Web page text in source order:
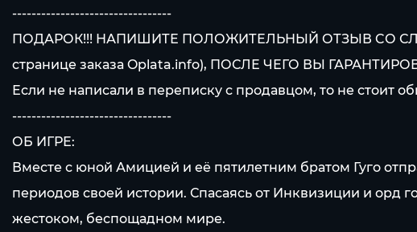
---------------------------------
ПОДАРОК!!! НАПИШИТЕ ПОЛОЖИТЕЛЬНЫЙ ОТЗЫВ CО
странице заказа Oplata.info), ПОСЛЕ ЧЕГО ВЫ
Если не написали в переписку с продавцом, то не стоит
---------------------------------
ОБ ИГРЕ:
Вместе с юной Амицией и её пятилетним братом Гуго
периодов своей истории. Спасаясь от Инквизиции и орд
жестоком, беспощадном мире.